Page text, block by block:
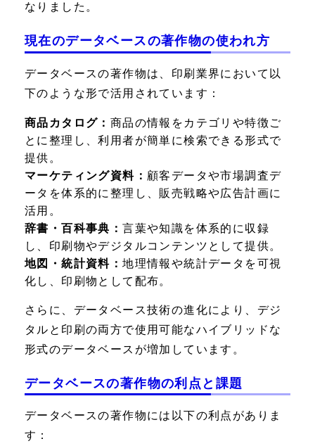
なりました。
現在のデータベースの著作物の使われ方
データベースの著作物は、印刷業界において以
下のような形で活用されています：
商品カタログ： 商品の情報をカテゴリや特徴ご
とに整理し、利用者が簡単に検索できる形式で
提供。
マーケティング資料： 顧客データや市場調査デ
ータを体系的に整理し、販売戦略や広告計画に
活用。
辞書・百科事典：言葉や知識を体系的に収録
し、印刷物やデジタルコンテンツとして提供。
地図・統計資料：地理情報や統計データを可視
化し、印刷物として配布。
さらに、データベース技術の進化により、デジ
タルと印刷の両方で使用可能なハイブリッドな
形式のデータベースが増加しています。
データベースの著作物の利点と課題
データベースの著作物には以下の利点がありま
す：